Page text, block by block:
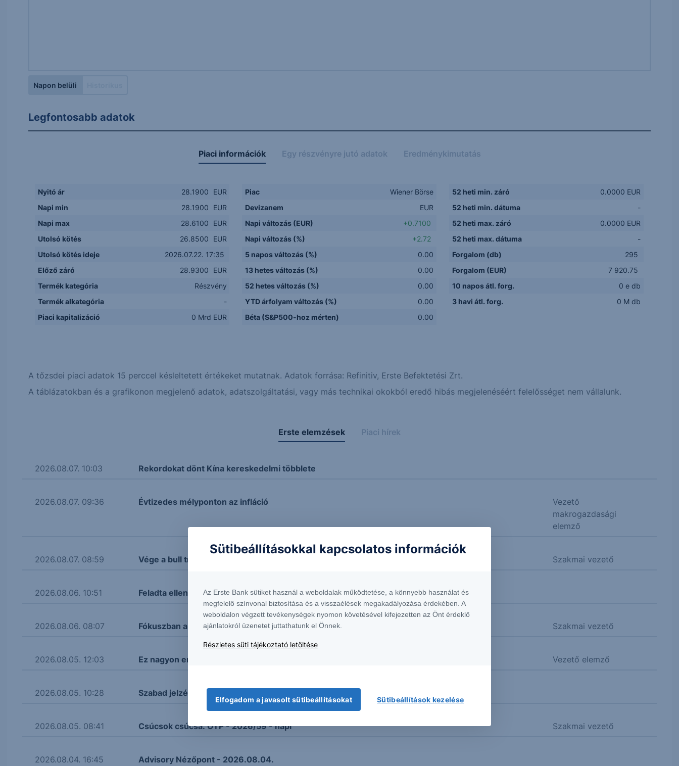
Napon belüli
Legfontosabb adatok
Piaci információk Egy részvényre jutó adatok Eredménykimutatás
Nyitó ár 28.1900
EUR
Napi min
28.1900
EUR
Napi max
28.6100
EUR
Utolsó kötés
26.8500
EUR
Utolsó kötés ideje
2026.07.22. 17:35
Előző záró
28.9300
EUR
Termék kategória
Részvény
Termék alkategória
-
Piaci kapitalizáció
0 Mrd EUR
Piac
Wiener Börse
Devizanem
EUR
Napi változás (EUR)
+0.7100
Napi változás (%)
+2.72
5 napos változás (%)
0.00
13 hetes változás (%)
0.00
52 hetes változás (%)
0.00
YTD árfolyam változás (%)
0.00
Béta (S&P500-hoz mérten)
0.00
52 heti min. záró
0.0000 EUR
52 heti min. dátuma
-
52 heti max. záró
0.0000 EUR
52 heti max. dátuma
-
Forgalom (db)
295
Forgalom (EUR)
7 920.75
10 napos átl. forg.
0 e db
3 havi átl. forg.
0 M db
A tőzsdei piaci adatok 15 perccel késleltetett értékeket mutatnak. Adatok forrása: Refinitiv, Erste Befektetési Zrt.
A táblázatokban és a grafikonon megjelenő adatok, adatszolgáltatási, vagy más technikai okokból eredő hibás megjelenéséért felelősséget nem vállalunk.
Erste elemzések Piaci hírek
2026.08.07. 10:03 Rekordokat dönt Kína kereskedelmi többlete
2026.08.07. 09:36 Évtizedes mélyponton az infláció
Vezető
makrogazdasági
elemző
2026.08.07. 08:59 Vége a bull trendnek? - OTP - 2026/60 - napi Szakmai vezető
2026.08.06. 10:51 Feladta ellenállását a Commerzbank
2026.08.06. 08:07 Fókuszban a fordított fej-váll: DAX - 2026/62 - napi Szakmai vezető
2026.08.05. 12:03 Ez nagyon erős lett! (Új csúcsok a vezető indexekben) Vezető elemző
2026.08.05. 10:28 Szabad jelzést kapott az UniCredit
2026.08.05. 08:41 Csúcsok csúcsa: OTP - 2026/59 - napi Szakmai vezető
2026.08.04. 16:45 Advisory Nézőpont - 2026.08.04.
Sütibeállításokkal kapcsolatos információk
Az Erste Bank sütiket használ a weboldalak működtetése, a könnyebb használat és
megfelelő színvonal biztosítása és a visszaélések megakadályozása érdekében. A
weboldalon végzett tevékenységek nyomon követésével kifejezetten az Önt érdeklő
ajánlatokról üzenetet juttathatunk el Önnek.
Részletes süti tájékoztató letöltése
Elfogadom a javasolt sütibeállításokat Sütibeállítások kezelése